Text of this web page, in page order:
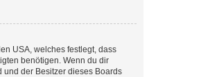
USA, welches festlegt, dass
benötigen. Wenn du dir
und der Besitzer dieses Boards